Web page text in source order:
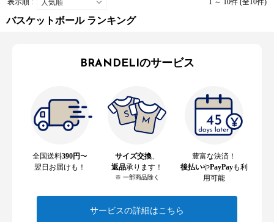
表示順 : 1 ～ 10件 (全10件)
バスケットボール ランキング
BRANDELIのサービス
全国送料390円〜
翌日お届けも！
サイズ交換
返品承ります！
※ 一部商品除く
豊富な決済！
後払いやPayPayも利
用可能
サービスの詳細はこちら